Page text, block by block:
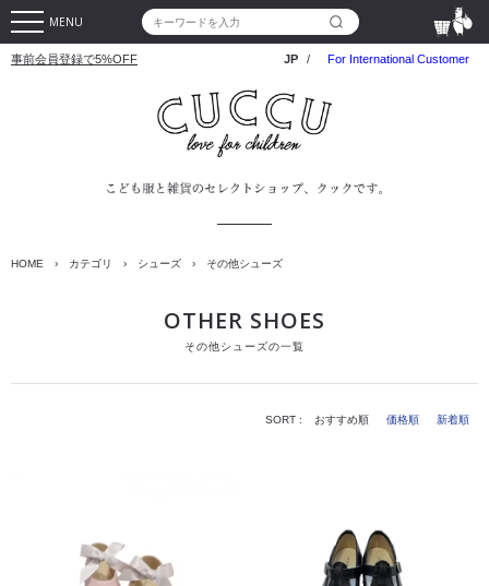
MENU
事前会員登録で5%OFF JP / For International Customer
HOME › カテゴリ › シューズ › その他シューズ
OTHER SHOES
その他シューズの一覧
SORT : おすすめ順 価格順 新着順